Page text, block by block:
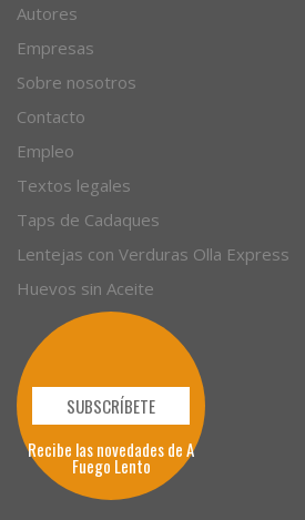
Autores
Empresas
Sobre nosotros
Contacto
Empleo
Textos legales
Taps de Cadaques
Lentejas con Verduras Olla Express
Huevos sin Aceite
SUBSCRÍBETE
Recibe las novedades de A
Fuego Lento